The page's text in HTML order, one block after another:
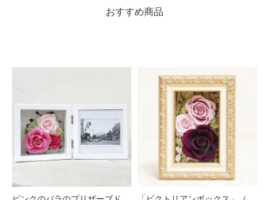
おすすめ商品